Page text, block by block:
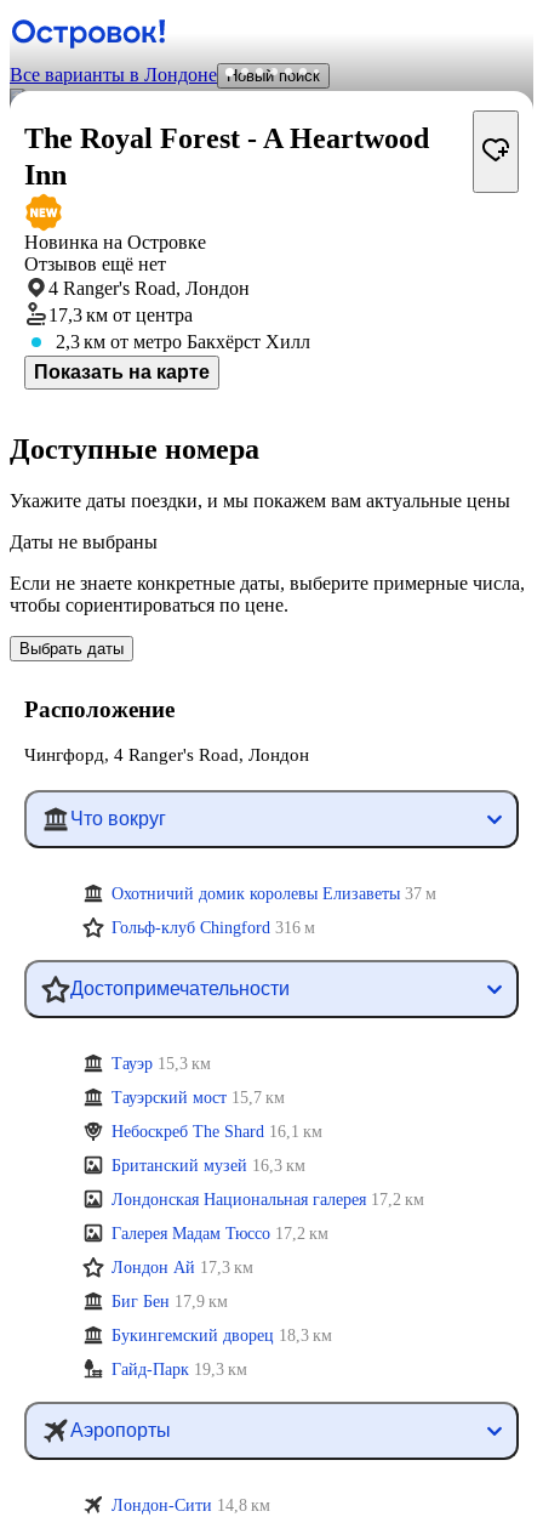
Все варианты в Лондоне Новый поиск
The Royal Forest - A Heartwood
Inn
Новинка на Островке
Отзывов ещё нет
4 Ranger's Road, Лондон
17,3 км от центра
2,3 км от метро Бакхёрст Хилл
Показать на карте
Доступные номера
Укажите даты поездки, и мы покажем вам актуальные цены
Даты не выбраны
Если не знаете конкретные даты, выберите примерные числа,
чтобы сориентироваться по цене.
Выбрать даты
Расположение
Чингфорд, 4 Ranger's Road, Лондон
Что вокруг
Охотничий домик королевы Елизаветы 37 м
Гольф-клуб Chingford 316 м
Достопримечательности
Тауэр 15,3 км
Тауэрский мост 15,7 км
Небоскреб The Shard 16,1 км
Британский музей 16,3 км
Лондонская Национальная галерея 17,2 км
Галерея Мадам Тюссо 17,2 км
Лондон Ай 17,3 км
Биг Бен 17,9 км
Букингемский дворец 18,3 км
Гайд-Парк 19,3 км
Аэропорты
Лондон-Сити 14,8 км